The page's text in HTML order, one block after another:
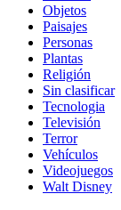
Objetos
Paisajes
Personas
Plantas
Religión
Sin clasificar
Tecnologia
Televisión
Terror
Vehículos
Videojuegos
Walt Disney